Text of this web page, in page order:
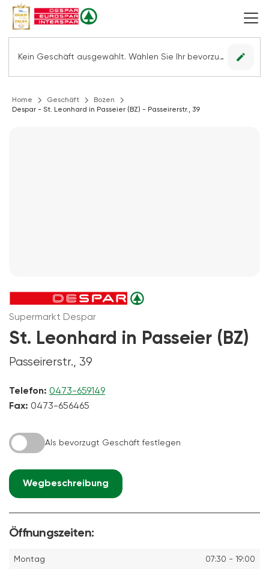
Kein Geschäft ausgewählt. Wählen Sie Ihr bevorzugtes Geschäft, um alle Angebote sehen zu können. edit
Home Geschäft
Bozen
Despar - St. Leonhard in Passeier (BZ) - Passeirerstr., 39
Supermarkt Despar
St. Leonhard in Passeier (BZ)
Passeirerstr., 39
Telefon: 0473-659149
Fax: 0473-656465
Als bevorzugt Geschäft festlegen
Wegbeschreibung
Öffnungszeiten:
Montag 07:30 - 19:00